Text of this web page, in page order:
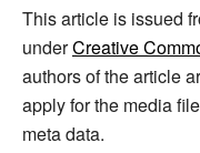
This article is issued
underCreative
authors of the article
apply for the media
meta data.